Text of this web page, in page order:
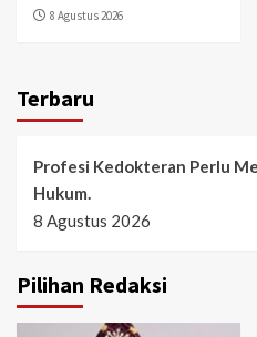
8 Agustus 2026
Terbaru
Profesi Kedokteran Perlu
Hukum.
8 Agustus 2026
Pilihan Redaksi